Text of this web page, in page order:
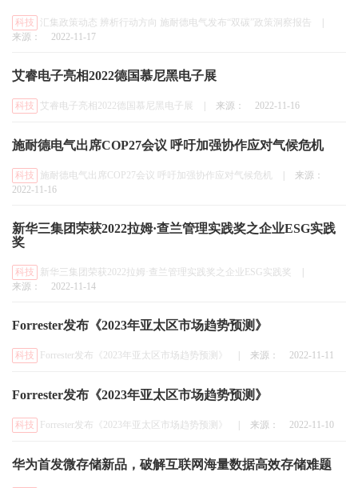
科技 汇集政策动态 辨析行动方向 施耐德电气发布“双碳”政策洞察报告
来源：
2022-11-17
艾睿电子亮相2022德国慕尼黑电子展
科技 艾睿电子亮相2022德国慕尼黑电子展 来源： 2022-11-16
施耐德电气出席COP27会议 呼吁加强协作应对气候危机
科技 施耐德电气出席COP27会议 呼吁加强协作应对气候危机
来源：
2022-11-16
新华三集团荣获2022拉姆·查兰管理实践奖之企业ESG实践
奖
科技 新华三集团荣获2022拉姆·查兰管理实践奖之企业ESG实践奖
来源：
2022-11-14
Forrester发布《2023年亚太区市场趋势预测》
科技 Forrester发布《2023年亚太区市场趋势预测》 来源： 2022-11-11
Forrester发布《2023年亚太区市场趋势预测》
科技 Forrester发布《2023年亚太区市场趋势预测》 来源： 2022-11-10
华为首发微存储新品，破解互联网海量数据高效存储难题